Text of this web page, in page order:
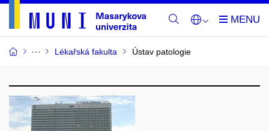
Lékařská fakulta Ústav patologie